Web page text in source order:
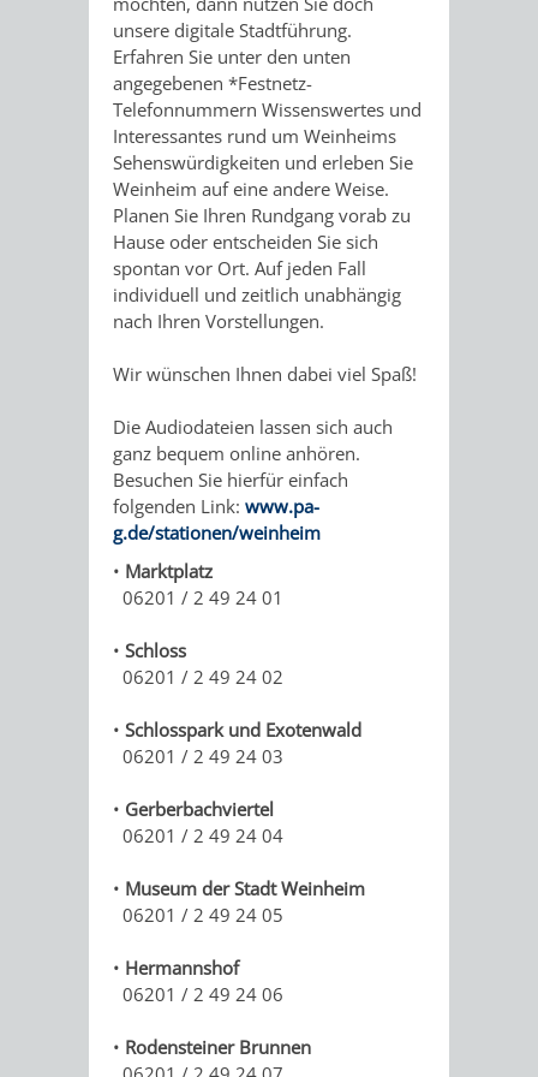
HITS
FÜR
KIDS
SECHS-
MÜHLEN-
TAL
BLOGGER
ON
TOUR
WEINHEIM
UND
DIE
–
GLANZ
KIDS
unsere digitale Stadtführung.
Erfahren Sie unter den unten
angegebenen *Festnetz-
Telefonnummern Wissenswertes und
Interessantes rund um Weinheims
Sehenswürdigkeiten und erleben Sie
Weinheim auf eine andere Weise.
Planen Sie Ihren Rundgang vorab zu
Hause oder entscheiden Sie sich
spontan vor Ort. Auf jeden Fall
individuell und zeitlich unabhängig
nach Ihren Vorstellungen.
Wir wünschen Ihnen dabei viel Spaß!
Die Audiodateien lassen sich auch
ganz bequem online anhören.
Besuchen Sie hierfür einfach
folgenden Link: www.pa-
g.de/stationen/weinheim
• Marktplatz
06201 / 2 49 24 01
• Schloss
06201 / 2 49 24 02
• Schlosspark und Exotenwald
06201 / 2 49 24 03
• Gerberbachviertel
06201 / 2 49 24 04
• Museum der Stadt Weinheim
06201 / 2 49 24 05
• Hermannshof
06201 / 2 49 24 06
• Rodensteiner Brunnen